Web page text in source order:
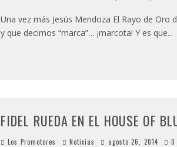
Una vez más Jesús Mendoza El Rayo de Oro
y que decimos “marca”… ¡marcota! Y es que...
FIDEL RUEDA EN EL HOUSE OF
Los Promotores Noticias agosto 26, 2014 0